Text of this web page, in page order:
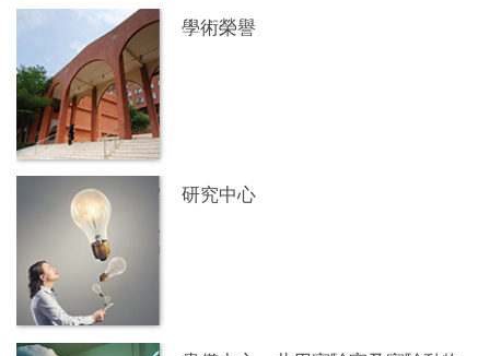
學術榮譽
研究中心